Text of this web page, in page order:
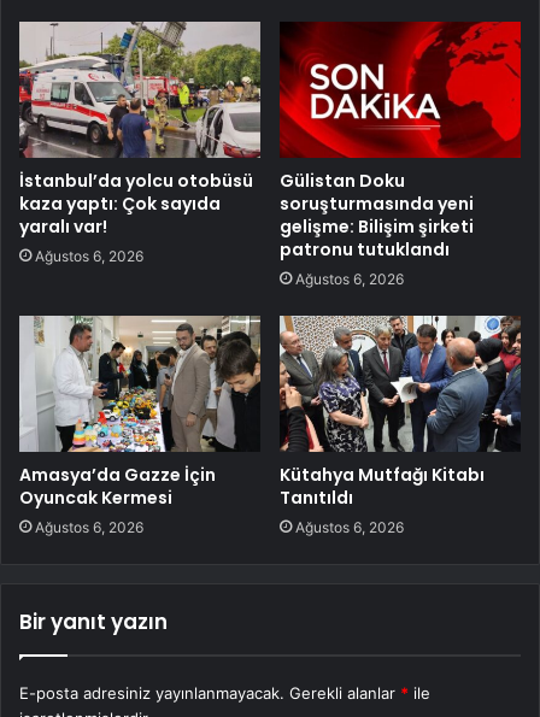
İstanbul’da yolcu otobüsü
kaza yaptı: Çok sayıda
yaralı var!
Ağustos 6, 2026
Gülistan Doku
soruşturmasında yeni
gelişme: Bilişim şirketi
patronu tutuklandı
Ağustos 6, 2026
Amasya’da Gazze İçin
Oyuncak Kermesi
Ağustos 6, 2026
Kütahya Mutfağı Kitabı
Tanıtıldı
Ağustos 6, 2026
Bir yanıt yazın
E-posta adresiniz yayınlanmayacak. Gerekli alanlar * ile